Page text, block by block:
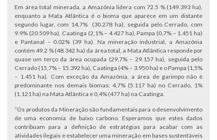
Em área total minerada, a Amazônia lidera com 72.5 % (149.393 ha),
enquanto a Mata Atlântica é o bioma que aparece em um distante
segundo lugar, com 14,7% (30.278 ha), seguida pelo Cerrado, com
9.9% (20.509 ha), Caatinga (2,1% – 4.427 ha), Pampa (0,7% – 1.451 ha)
e Pantanal – 0.02% (39 ha). Na mineração industrial, a Amazônia
contém 49.2 % (48.342 ha) da área total, a Mata Atlântica responde por
quase um terço da área ocupada (29,7% – 29.157 ha), seguida pelo
Cerrado (15,7% – 15.392 ha), Caatinga (4% – 3.950 ha) e o Pampa (1,5%
– 1.451 ha). Com exceção da Amazônia, a área de garimpo não é
predominante nos demais biomas: 4,7% (5.117 ha) no Cerrado, 1%
(1.121 ha) na Mata Atlântica e 0,4% (477 ha) na Caatinga.
“Os produtos da Mineração são fundamentais para o desenvolvimento
de uma economia de baixo carbono. Esperamos que estes dados
contribuam para a definição de estratégias para acabar com as
atividades ilegais e estabelecer uma mineração em bases sustentáveis